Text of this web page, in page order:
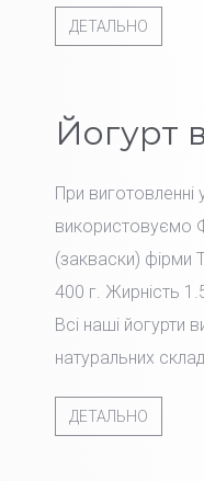
ДЕТАЛЬНО
Йогурт
При виготовленні
використовуємо
(закваски) фірми
400 г. Жирність
Всі наші йогурти
натуральних
ДЕТАЛЬНО